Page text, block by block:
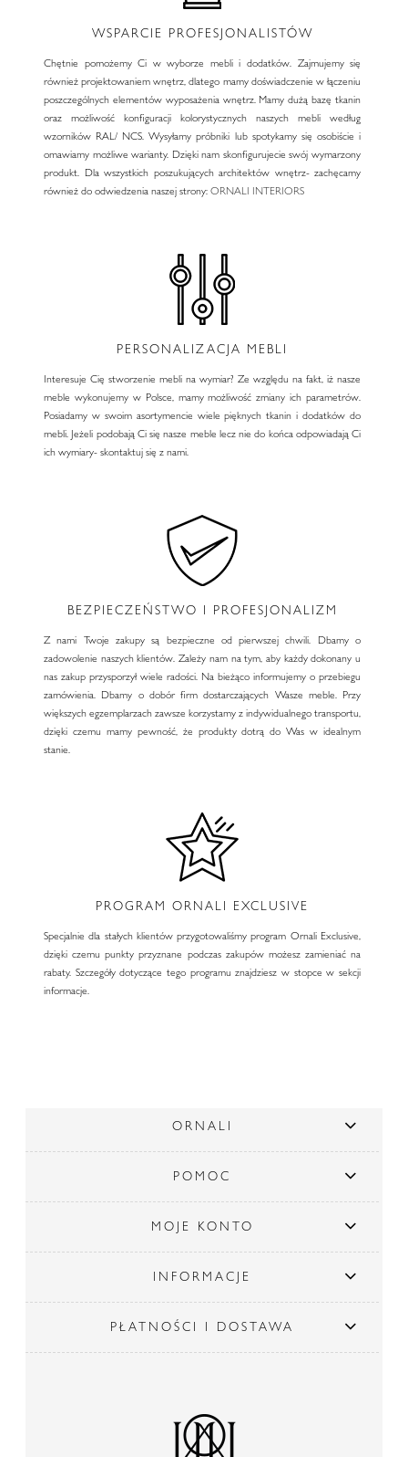
WSPARCIE PROFESJONALISTÓW
Chętnie pomożemy Ci w wyborze mebli i dodatków. Zajmujemy się
również projektowaniem wnętrz, dlatego mamy doświadczenie w łączeniu
poszczególnych elementów wyposażenia wnętrz. Mamy dużą bazę tkanin
oraz możliwość konfiguracji kolorystycznych naszych mebli według
wzorników RAL/ NCS. Wysyłamy próbniki lub spotykamy się osobiście i
omawiamy możliwe warianty. Dzięki nam skonfigurujecie swój wymarzony
produkt. Dla wszystkich poszukujących architektów wnętrz- zachęcamy
również do odwiedzenia naszej strony:ORNALI INTERIORS
PERSONALIZACJA MEBLI
Interesuje Cię stworzenie mebli na wymiar? Ze względu na fakt, iż nasze
meble wykonujemy w Polsce, mamy możliwość zmiany ich parametrów.
Posiadamy w swoim asortymencie wiele pięknych tkanin i dodatków do
mebli. Jeżeli podobają Ci się nasze meble lecz nie do końca odpowiadają Ci
ich wymiary- skontaktuj się z nami.
BEZPIECZEŃSTWO I PROFESJONALIZM
Z nami Twoje zakupy są bezpieczne od pierwszej chwili. Dbamy o
zadowolenie naszych klientów. Zależy nam na tym, aby każdy dokonany u
nas zakup przysporzył wiele radości. Na bieżąco informujemy o przebiegu
zamówienia. Dbamy o dobór firm dostarczających Wasze meble. Przy
większych egzemplarzach zawsze korzystamy z indywidualnego transportu,
dzięki czemu mamy pewność, że produkty dotrą do Was w idealnym
stanie.
PROGRAM ORNALI EXCLUSIVE
Specjalnie dla stałych klientów przygotowaliśmy program Ornali Exclusive,
dzięki czemu punkty przyznane podczas zakupów możesz zamieniać na
rabaty. Szczegóły dotyczące tego programu znajdziesz w stopce w sekcji
informacje.
ORNALI
POMOC
MOJE KONTO
INFORMACJE
PŁATNOŚCI I DOSTAWA